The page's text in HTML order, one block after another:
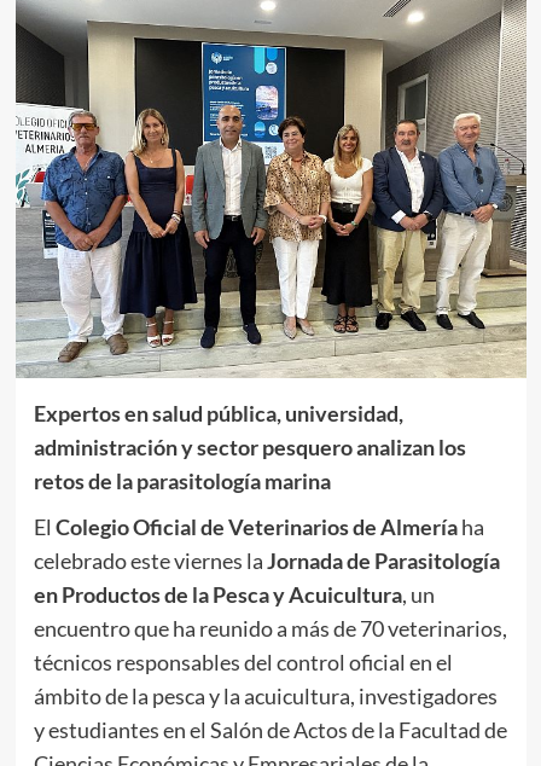
Expertos en salud pública, universidad,
administración y sector pesquero analizan los
retos de la parasitología marina
El Colegio Oficial de Veterinarios de Almeríaha
celebrado este viernes laJornada de Parasitología
en Productos de la Pesca y Acuicultura, un
encuentro que ha reunido a más de 70 veterinarios,
técnicos responsables del control oficial en el
ámbito de la pesca y la acuicultura, investigadores
y estudiantes en el Salón de Actos de la Facultad de